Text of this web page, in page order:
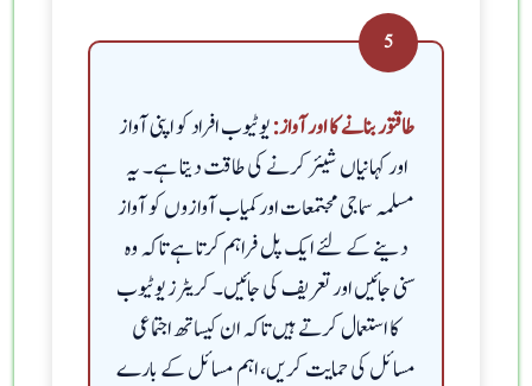
5
طاقتور بنانے کا اور آواز:یوٹیوب افراد کو اپنی آواز
اور کہانیاں شیئر کرنے کی طاقت دیتا ہے۔ یہ
مسلمہ سماجی مجتمعات اور کمیاب آوازوں کو آواز
دینے کے لئے ایک پل فراہم کرتا ہے تاکہ وہ
سنی جائیں اور تعریف کی جائیں۔ کریٹرز یوٹیوب
کا استعمال کرتے ہیں تاکہ ان کیساتھ اجتماعی
مسائل کی حمایت کریں، اہم مسائل کے بارے